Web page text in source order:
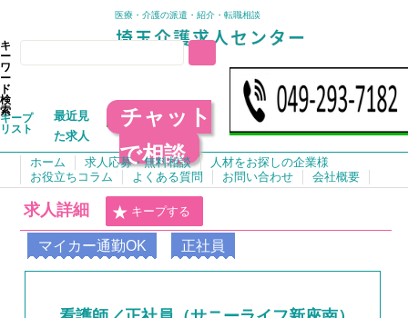
医療・介護の派遣・紹介・転職相談
キ
ー
ワ
ー
ド
検
索
キープ
リスト
最近見
た求人
チャット
で相談
ホーム 求人応募・無料相談
人材をお探しの企業様
お役立ちコラム
よくある質問 お問い合わせ 会社概要
求人詳細 キープする
マイカー通勤OK 正社員